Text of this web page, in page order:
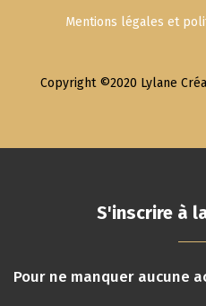
Mentions légales et
Copyright ©2020 Lylane
S'inscrire à
Pour ne manquer aucune